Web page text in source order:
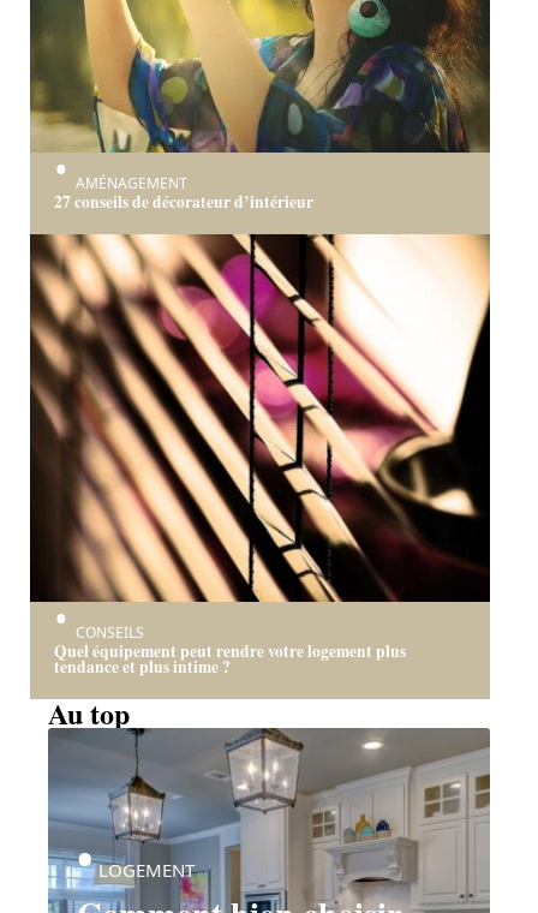
AMÉNAGEMENT
27 conseils de décorateur d’intérieur
CONSEILS
Quel équipement peut rendre votre logement plus
tendance et plus intime ?
Au top
LOGEMENT